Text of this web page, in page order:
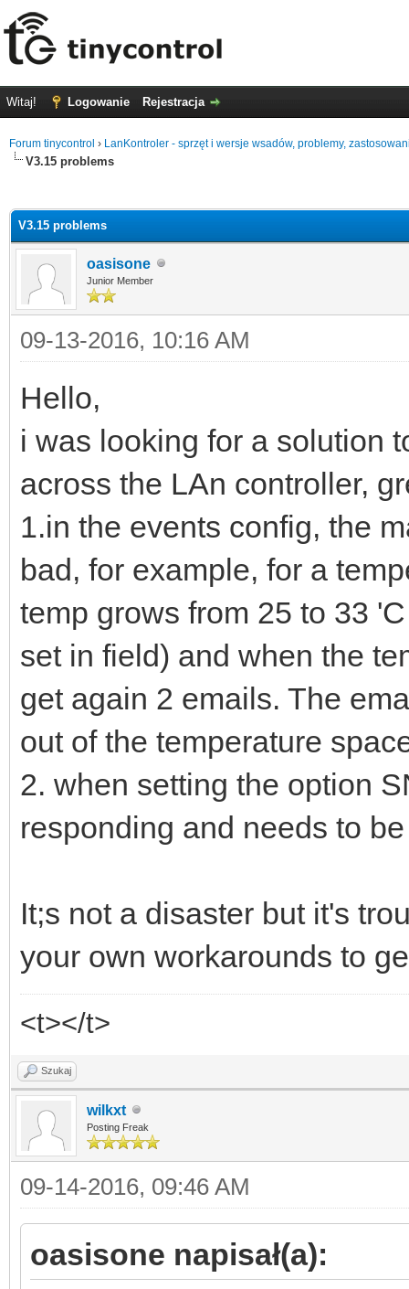
Witaj! Logowanie Rejestracja
Forum tinycontrol › LanKontroler - sprzęt i wersje wsadów, problemy,
V3.15 problems
V3.15 problems
oasisone
Junior Member
09-13-2016, 10:16 AM
Hello,
i was looking for a solution
across the LAn controller,
1.in the events config, the
bad, for example, for a
temp grows from 25 to 33
set in field) and when the
get again 2 emails. The
out of the temperature
2. when setting the option
responding and needs to
It;s not a disaster but it's
your own workarounds to
<t></t>
Szukaj
wilkxt
Posting Freak
09-14-2016, 09:46 AM
oasisone napisał(a):